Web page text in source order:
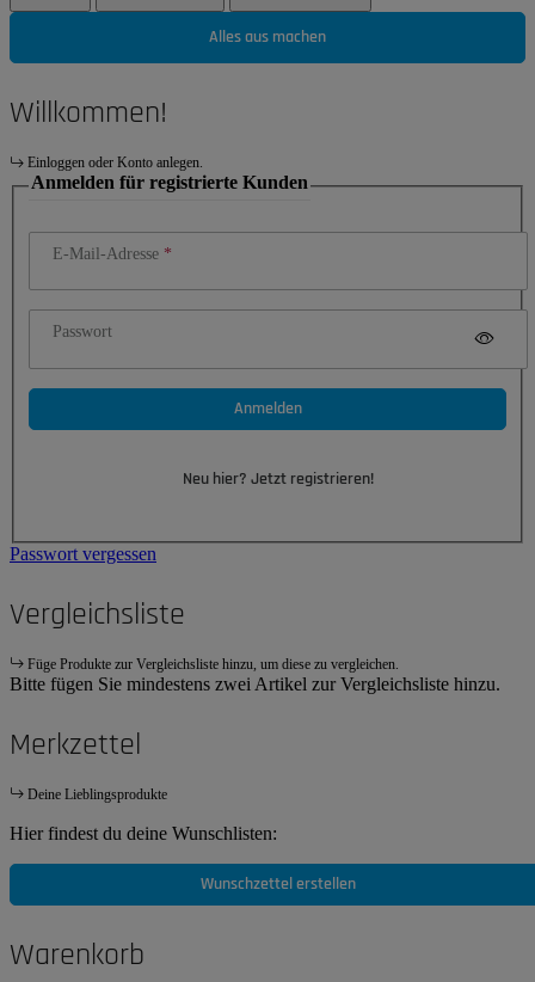
Alles aus machen
Willkommen!
Einloggen oder Konto anlegen.
Anmelden für registrierte Kunden
E-Mail-Adresse
Passwort
Anmelden
Neu hier? Jetzt registrieren!
Passwort vergessen
Vergleichsliste
Füge Produkte zur Vergleichsliste hinzu, um diese zu vergleichen.
Bitte fügen Sie mindestens zwei Artikel zur Vergleichsliste hinzu.
Merkzettel
Deine Lieblingsprodukte
Hier findest du deine Wunschlisten:
Wunschzettel erstellen
Warenkorb